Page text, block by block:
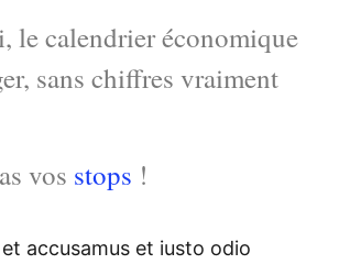
le calendrier économique
sans chiffres vraiment
vos stops !
accusamus et iusto odio